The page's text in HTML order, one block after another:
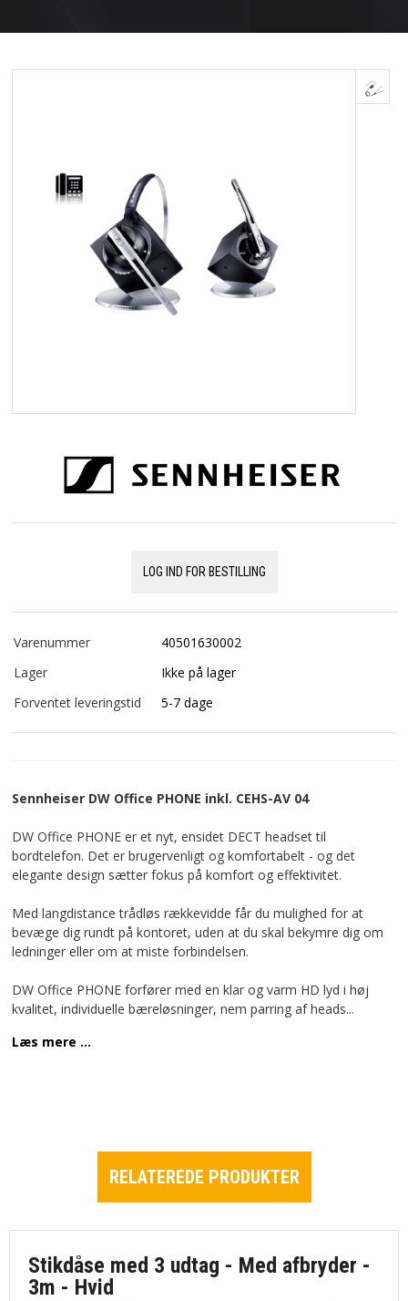
OM OS
APPLE FOR BUSINESS
LOG IND FOR BESTILLING
Varenummer
40501630002
Lager
Ikke på lager
Forventet leveringstid
5-7 dage
Sennheiser DW Office PHONE inkl. CEHS-AV 04
DW Office PHONE er et nyt, ensidet DECT headset til
bordtelefon. Det er brugervenligt og komfortabelt - og det
elegante design sætter fokus på komfort og effektivitet.
Med langdistance trådløs rækkevidde får du mulighed for at
bevæge dig rundt på kontoret, uden at du skal bekymre dig om
ledninger eller om at miste forbindelsen.
DW Office PHONE forfører med en klar og varm HD lyd i høj
kvalitet, individuelle bæreløsninger, nem parring af heads...
Læs mere ...
RELATEREDE PRODUKTER
Stikdåse med 3 udtag - Med afbryder -
3m - Hvid